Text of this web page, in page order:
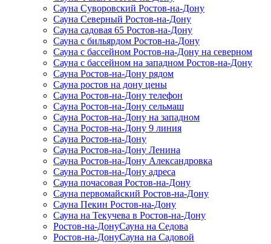
Сауна Суворовский Ростов-на-Дону
Сауна Северный Ростов-на-Дону
Сауна садовая 65 Ростов-на-Дону
Сауна с бильярдом Ростов-на-Дону
Сауна с бассейном Ростов-на-Дону на северном
Сауна с бассейном на западном Ростов-на-Дону
Сауна Ростов-на-Дону рядом
Сауна ростов на дону цены
Сауна Ростов-на-Дону телефон
Сауна Ростов-на-Дону сельмаш
Сауна Ростов-на-Дону на западном
Сауна Ростов-на-Дону 9 линия
Сауна Ростов-на-Дону
Сауна Ростов-на-Дону Ленина
Сауна Ростов-на-Дону Александровка
Сауна Ростов-на-Дону адреса
Сауна почасовая Ростов-на-Дону
Сауна первомайский Ростов-на-Дону
Сауна Пекин Ростов-на-Дону
Сауна на Текучева в Ростов-на-Дону
Ростов-на-ДонуСауна на Седова
Ростов-на-ДонуСауна на Садовой